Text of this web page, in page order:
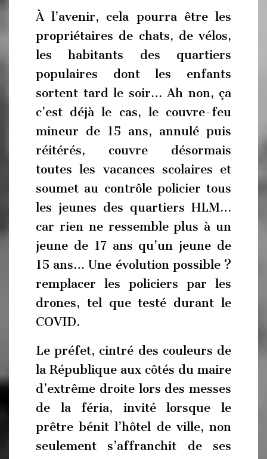
À l’avenir, cela pourra être les
propriétaires de chats, de vélos,
les habitants des quartiers
populaires dont les enfants
sortent tard le soir… Ah non, ça
c’est déjà le cas, le couvre-feu
mineur de 15 ans, annulé puis
réitérés, couvre désormais
toutes les vacances scolaires et
soumet au contrôle policier tous
les jeunes des quartiers HLM…
car rien ne ressemble plus à un
jeune de 17 ans qu’un jeune de
15 ans… Une évolution possible ?
remplacer les policiers par les
drones, tel que testé durant le
COVID.
Le préfet, cintré des couleurs de
la République aux côtés du maire
d’extrême droite lors des messes
de la féria, invité lorsque le
prêtre bénit l’hôtel de ville, non
seulement s’affranchit de ses